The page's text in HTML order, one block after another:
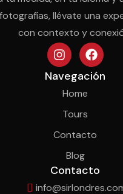
llévate una
con contexto y
Navegación
Home
Tours
Contacto
Blog
Contacto